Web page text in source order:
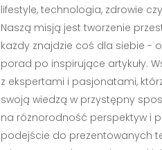
lifestyle, technologia, zdrowie
Naszą misją jest tworzenie
każdy znajdzie coś dla siebie -
porad po inspirujące artykuły.
z ekspertami i pasjonatami,
swoją wiedzą w przystępny
na różnorodność perspektyw i
podejście do prezentowanych